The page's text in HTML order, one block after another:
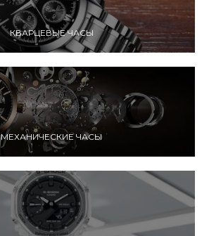
КВАРЦЕВЫЕ ЧАСЫ
МЕХАНИЧЕСКИЕ ЧАСЫ